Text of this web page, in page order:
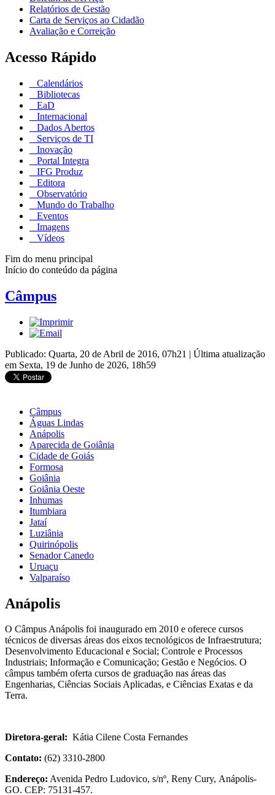
Relatórios de Gestão
Carta de Serviços ao Cidadão
Avaliação e Correição
Acesso Rápido
Calendários
Bibliotecas
EaD
Internacional
Dados Abertos
Serviços de TI
Inovação
Portal Integra
IFG Produz
Editora
Observatório
Mundo do Trabalho
Eventos
Imagens
Vídeos
Fim do menu principal
Início do conteúdo da página
Câmpus
Publicado: Quarta, 20 de Abril de 2016, 07h21 | Última atualização
em Sexta, 19 de Junho de 2026, 18h59
Câmpus
Águas Lindas
Anápolis
Aparecida de Goiânia
Cidade de Goiás
Formosa
Goiânia
Goiânia Oeste
Inhumas
Itumbiara
Jataí
Luziânia
Quirinópolis
Senador Canedo
Uruaçu
Valparaíso
Anápolis
O Câmpus Anápolis foi inaugurado em 2010 e oferece cursos
técnicos de diversas áreas dos eixos tecnológicos de Infraestrutura;
Desenvolvimento Educacional e Social; Controle e Processos
Industriais; Informação e Comunicação; Gestão e Negócios. O
câmpus também oferta cursos de graduação nas áreas das
Engenharias, Ciências Sociais Aplicadas, e Ciências Exatas e da
Terra.
Diretora-geral: Kátia Cilene Costa Fernandes
Contato: (62) 3310-2800
Endereço: Avenida Pedro Ludovico, s/nº, Reny Cury, Anápolis-
GO. CEP: 75131-457.